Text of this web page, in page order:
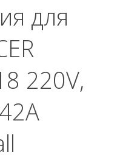
для
220V,